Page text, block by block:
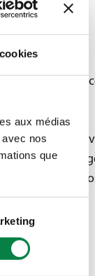
aux médias
nos
que
de silo,
de
un
dans des